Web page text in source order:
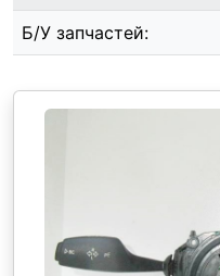
Б/У запчастей: